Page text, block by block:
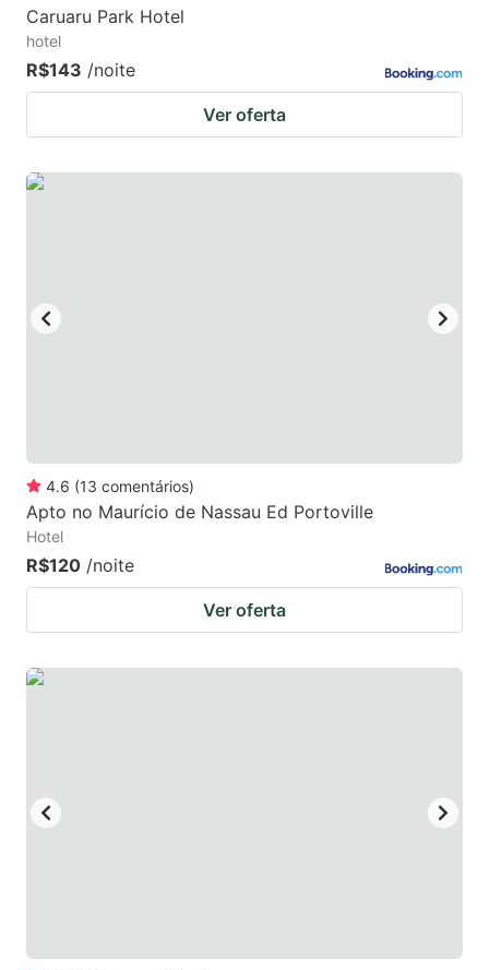
Caruaru Park Hotel
hotel
R$143 /noite
Ver oferta
4.6 (13 comentários)
Apto no Maurício de Nassau Ed Portoville
Hotel
R$120 /noite
Ver oferta